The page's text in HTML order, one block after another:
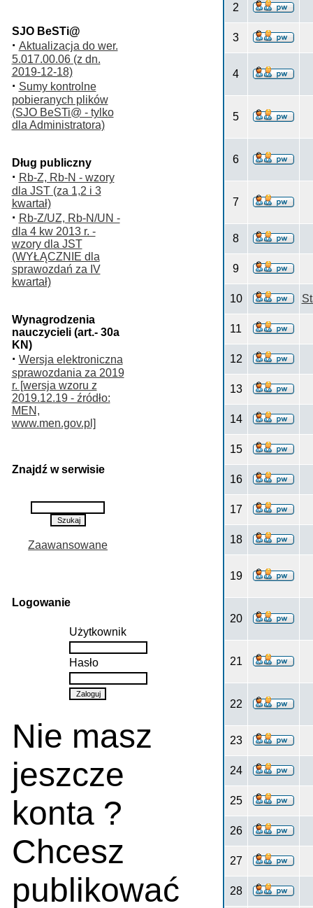
SJO BeSTi@
· Aktualizacja do wer.
5.017.00.06 (z dn.
2019-12-18)
· Sumy kontrolne
pobieranych plików
(SJO BeSTi@ - tylko
dla Administratora)
Dług publiczny
· Rb-Z, Rb-N - wzory
dla JST (za 1,2 i 3
kwartał)
· Rb-Z/UZ, Rb-N/UN -
dla 4 kw 2013 r. -
wzory dla JST
(WYŁĄCZNIE dla
sprawozdań za IV
kwartał)
Wynagrodzenia
nauczycieli (art.- 30a
KN)
· Wersja elektroniczna
sprawozdania za 2019
r. [wersja wzoru z
2019.12.19 - źródło:
MEN,
www.men.gov.pl]
Znajdź w serwisie
Zaawansowane
Logowanie
Użytkownik
Hasło
Nie masz
jeszcze
konta ?
Chcesz
publikować
2
3
4
5
6
7
8
9
10
11
12
13
14
15
16
17
18
19
20
21
22
23
24
25
26
27
28